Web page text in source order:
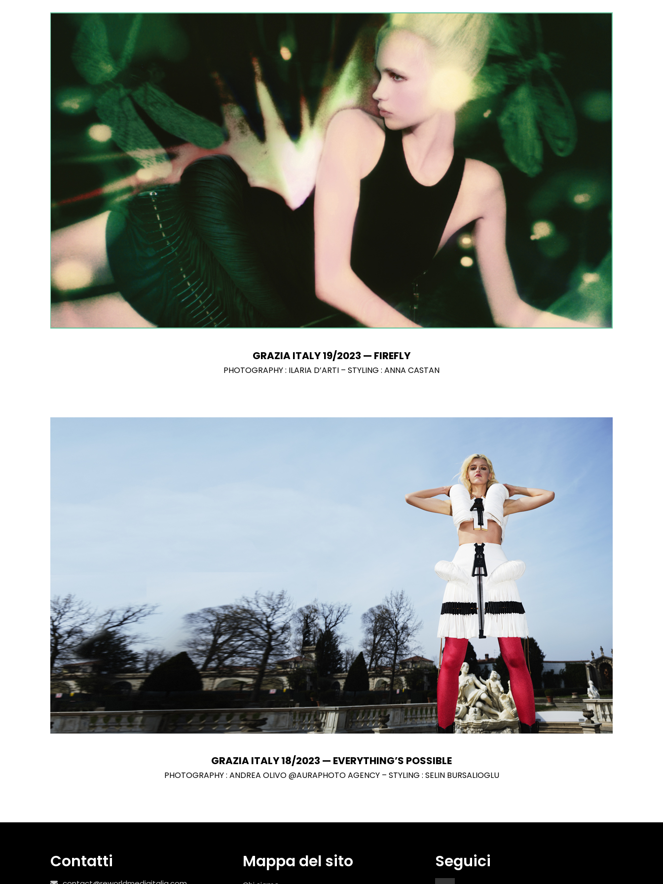
GRAZIA ITALY 19/2023 — FIREFLY
PHOTOGRAPHY : ILARIA D’ARTI – STYLING : ANNA CASTAN
GRAZIA ITALY 18/2023 — EVERYTHING’S POSSIBLE
PHOTOGRAPHY : ANDREA OLIVO @AURAPHOTO AGENCY – STYLING : SELIN BURSALIOGLU
Contatti Mappa del sito Seguici